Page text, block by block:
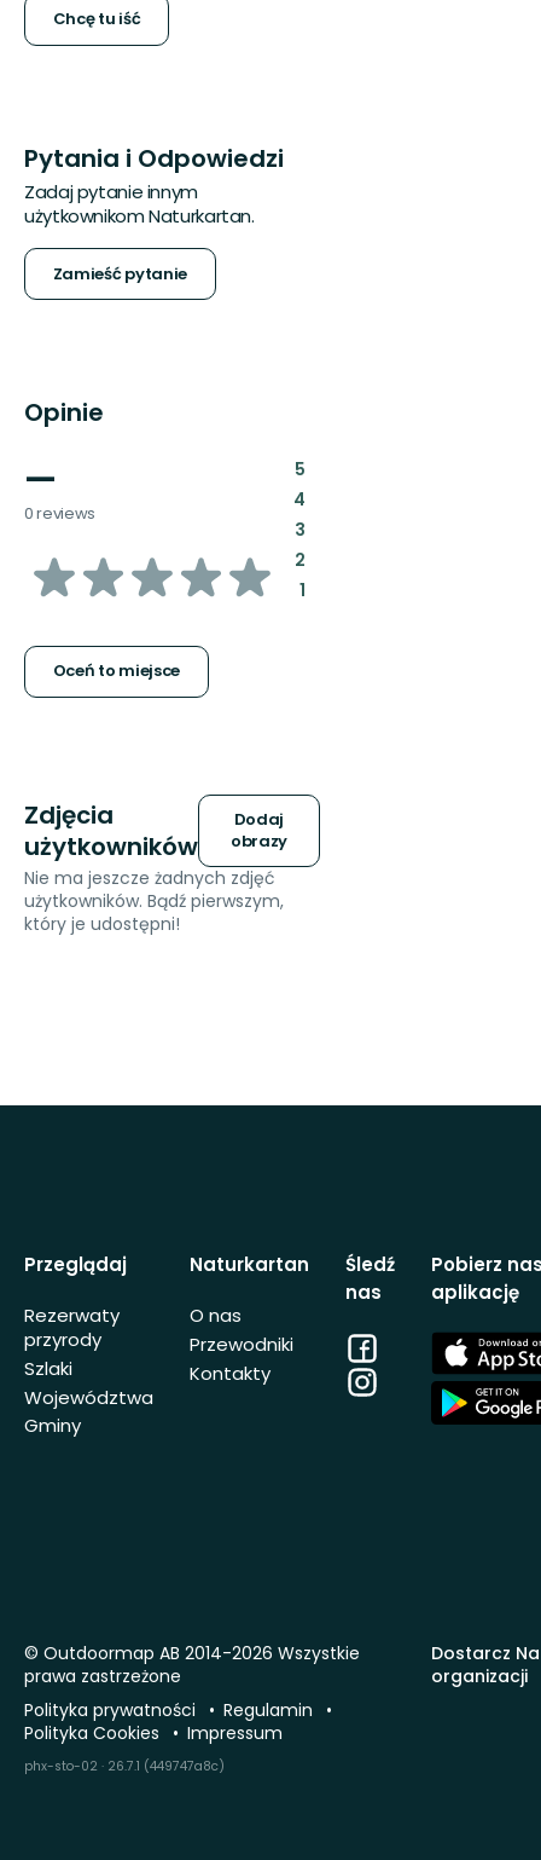
Chcę tu iść
Pytania i Odpowiedzi
Zadaj pytanie innym
użytkownikom Naturkartan.
Zamieść pytanie
Opinie
—
0 reviews
z
gwiazdek
Oceń to miejsce
5:
4:
3:
2:
1:
Zdjęcia
użytkowników
Dodaj
obrazy
Nie ma jeszcze żadnych zdjęć
użytkowników. Bądź pierwszym,
który je udostępni!
Przeglądaj
Rezerwaty
przyrody
Szlaki
Województwa
Gminy
Naturkartan
O nas
Przewodniki
Kontakty
Śledź
nas
Facebook
Instagram
Pobierz
aplikację
App
Store
App
Store
Dostarcz
organizacji
© Outdoormap AB 2014-2026 Wszystkie
prawa zastrzeżone
Polityka prywatności
Regulamin
Polityka Cookies
Impressum
phx-sto-02 · 26.7.1 (449747a8c)